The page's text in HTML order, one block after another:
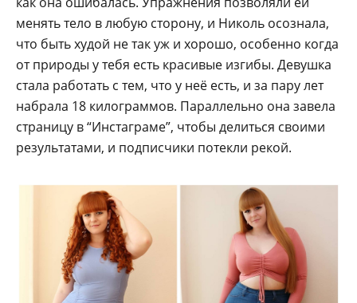
менять тело в любую сторону, и Николь осознала,
что быть худой не так уж и хорошо, особенно когда
от природы у тебя есть красивые изгибы. Девушка
стала работать с тем, что у неё есть, и за пару лет
набрала 18 килограммов. Параллельно она завела
страницу в “Инстаграме”, чтобы делиться своими
результатами, и подписчики потекли рекой.